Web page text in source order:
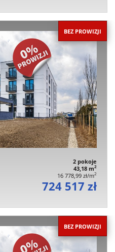
BEZ PROWIZJI
2 pokoje
43,18 m2
16 778,99 zł/m2
724 517 zł
BEZ PROWIZJI